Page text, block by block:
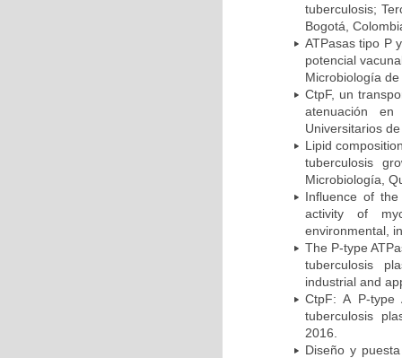
tuberculosis;
Bogotá,
ATPasas tipo P
potencial
Microbiología
CtpF, un
atenuación
Universitarios
Lipid
tuberculosis
Microbiología,
Influence of the
activity of
environmental,
The P-type
tuberculosis
industrial and
CtpF: A P-type
tuberculosis
2016.
Diseño y